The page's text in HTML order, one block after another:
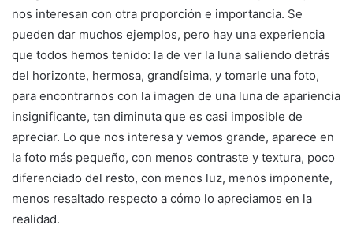
nos interesan con otra proporción e importancia. Se
pueden dar muchos ejemplos, pero hay una experiencia
que todos hemos tenido: la de ver la luna saliendo detrás
del horizonte, hermosa, grandísima, y tomarle una foto,
para encontrarnos con la imagen de una luna de apariencia
insignificante, tan diminuta que es casi imposible de
apreciar. Lo que nos interesa y vemos grande, aparece en
la foto más pequeño, con menos contraste y textura, poco
diferenciado del resto, con menos luz, menos imponente,
menos resaltado respecto a cómo lo apreciamos en la
realidad.